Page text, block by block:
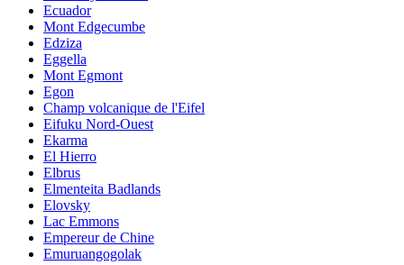
Ecuador
Mont Edgecumbe
Edziza
Eggella
Mont Egmont
Egon
Champ volcanique de l'Eifel
Eifuku Nord-Ouest
Ekarma
El Hierro
Elbrus
Elmenteita Badlands
Elovsky
Lac Emmons
Empereur de Chine
Emuruangogolak